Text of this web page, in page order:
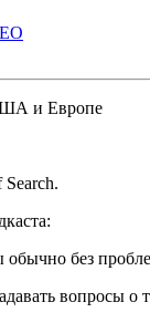
и Европе
без
вопросы о